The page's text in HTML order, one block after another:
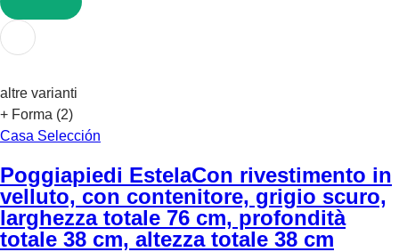
AGGIUNGI
altre varianti
+ Forma (2)
Casa Selección
Poggiapiedi EstelaCon rivestimento in
velluto, con contenitore, grigio scuro,
larghezza totale 76 cm, profondità
totale 38 cm, altezza totale 38 cm